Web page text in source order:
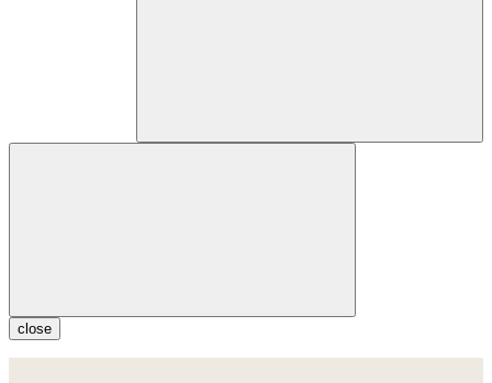
close